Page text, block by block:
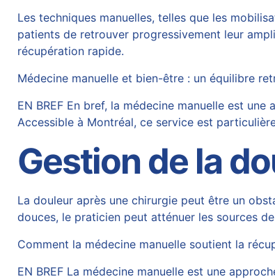
Les techniques manuelles, telles que les
patients de retrouver progressivement leur
récupération rapide.
Médecine manuelle et bien-être : un équilibre
EN BREF En bref, la médecine manuelle est
Accessible à Montréal, ce service est
Gestion de la
La douleur après une chirurgie peut être un
douces, le praticien peut atténuer les sources
Comment la médecine manuelle soutient la
EN BREF La médecine manuelle est une